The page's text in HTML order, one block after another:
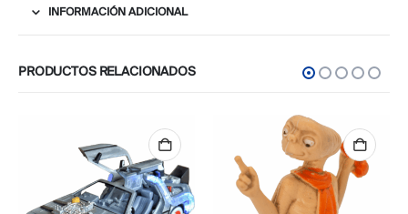
INFORMACIÓN ADICIONAL
PRODUCTOS RELACIONADOS